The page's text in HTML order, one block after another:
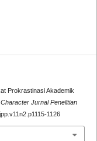
Prokrastinasi Akademik
Character Jurnal Penelitian
1126